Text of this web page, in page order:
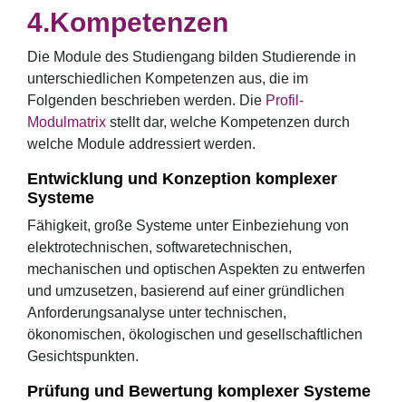
Kompetenzen
Die Module des Studiengang bilden Studierende in
unterschiedlichen Kompetenzen aus, die im
Folgenden beschrieben werden. Die Profil-
Modulmatrix stellt dar, welche Kompetenzen durch
welche Module addressiert werden.
Entwicklung und Konzeption komplexer
Systeme
Fähigkeit, große Systeme unter Einbeziehung von
elektrotechnischen, softwaretechnischen,
mechanischen und optischen Aspekten zu entwerfen
und umzusetzen, basierend auf einer gründlichen
Anforderungsanalyse unter technischen,
ökonomischen, ökologischen und gesellschaftlichen
Gesichtspunkten.
Prüfung und Bewertung komplexer Systeme